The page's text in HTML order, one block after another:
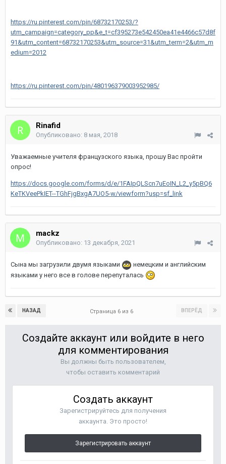
https://ru.pinterest.com/pin/68732170253/?
utm_campaign=category_pp&e_t=cf395273e542450ea41e4466c57d8f
91&utm_content=68732170253&utm_source=31&utm_term=2&utm_m
edium=2012
https://ru.pinterest.com/pin/480196379003952985/
Rinafid
Опубликовано: 8 мая, 2018
Уважаемные учителя французского языка, прошу Вас пройти
опрос!
https://docs.google.com/forms/d/e/1FAIpQLScn7uEoIN_L2_y5pBQ6
KeTKVeePkIET--TGhFjgBxgA7UO5-w/viewform?usp=sf_link
mackz
Опубликовано: 13 декабря, 2021
Сына мы загрузили двумя языками
немецким и английским
языками у него все в голове перепуталась
НАЗАД ВПЕРЁД
Страница 6 из 6
Создайте аккаунт или войдите в него
для комментирования
Вы должны быть пользователем,
чтобы оставить комментарий
Создать аккаунт
Зарегистрируйтесь для получения
аккаунта. Это просто!
Зарегистрировать аккаунт